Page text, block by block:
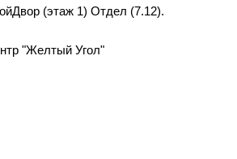
(этаж 1) Отдел (7.12).
"Желтый Угол"